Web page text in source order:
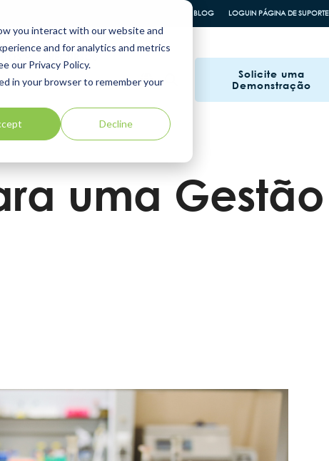
you interact with our website and
and for analytics and metrics
our Privacy Policy.
in your browser to remember your
Decline
BLOG LOGUIN PÁGINA DE SUPORTE
RECURSOS
Solicite uma
Demonstração
uma Gestão